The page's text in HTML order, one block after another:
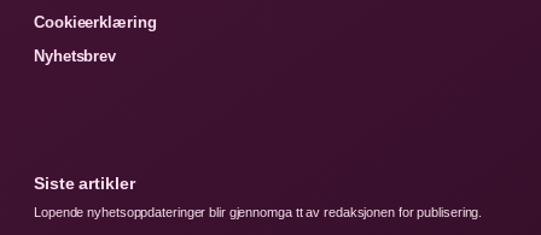
Cookieerklæring
Nyhetsbrev
Siste artikler
Lopende nyhetsoppdateringer blir gjennomga tt av redaksjonen for publisering.